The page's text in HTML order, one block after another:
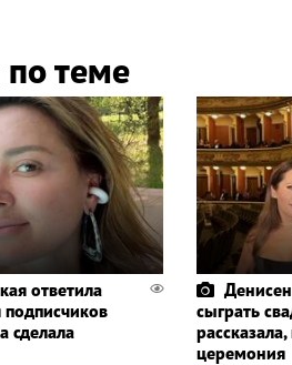
по теме
ответила
подписчиков
сделала
сыграть
церемония